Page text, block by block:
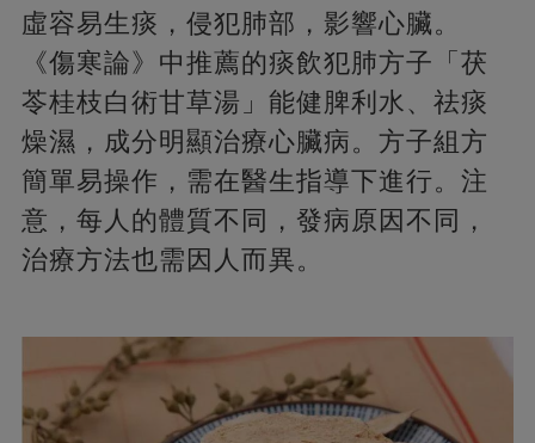
虛容易生痰，侵犯肺部，影響心臟。
《傷寒論》中推薦的痰飲犯肺方子「茯
苓桂枝白術甘草湯」能健脾利水、祛痰
燥濕，成分明顯治療心臟病。方子組方
簡單易操作，需在醫生指導下進行。注
意，每人的體質不同，發病原因不同，
治療方法也需因人而異。